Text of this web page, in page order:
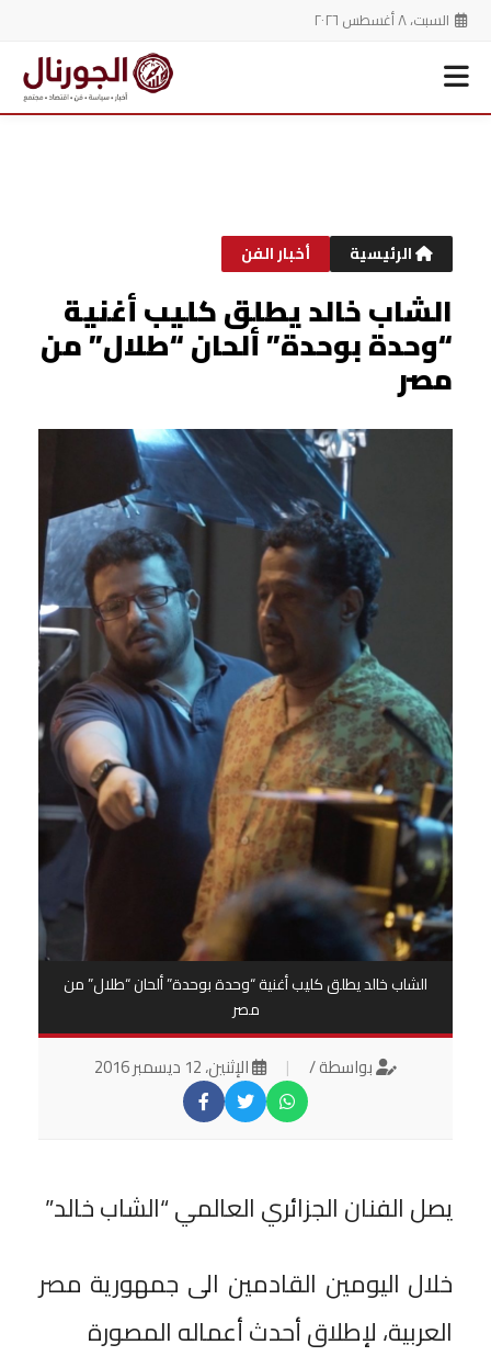
السبت، ٨ أغسطس ٢٠٢٦
الرئيسية أخبار الفن
الشاب خالد يطلق كليب أغنية
“وحدة بوحدة” ألحان “طلال” من
مصر
الشاب خالد يطلق كليب أغنية “وحدة بوحدة” ألحان “طلال” من
مصر
بواسطة / | الإثنين، 12 ديسمبر 2016
يصل الفنان الجزائري العالمي “الشاب خالد”
خلال اليومين القادمين الى جمهورية مصر
العربية، لإطلاق أحدث أعماله المصورة